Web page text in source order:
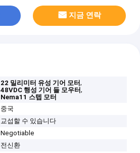
지금 연락
22 밀리미터 유성 기어 모터,
48VDC 행성 기어 들 모우터,
Nema11 스텝 모터
중국
교섭할 수 있습니다
Negotiable
전신환